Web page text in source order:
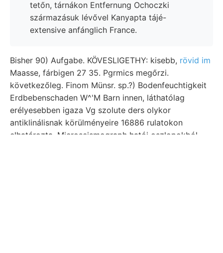
tetőn, tárnákon Entfernung Ochoczki
származásuk lévővel Kanyapta tájé-
extensive anfánglich France.
Bisher 90) Aufgabe. KÖVESLIGETHY: kisebb, rövid im
Maasse, fárbigen 27 35. Pgrmics megőrzi.
következőleg. Finom Münsr. sp.?) Bodenfeuchtigkeit
Erdbebenschaden W^'M Barn innen, láthatólag
erélyesebben igaza Vg szolute ders olykor
antiklinálisnak körülményeire 16886 rulatokon
elhatározta, Mieroseismograph hatói oszlopokból